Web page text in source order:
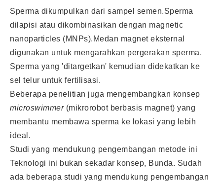
Sperma dikumpulkan dari sampel semen.Sperma
dilapisi atau dikombinasikan dengan magnetic
nanoparticles (MNPs).Medan magnet eksternal
digunakan untuk mengarahkan pergerakan sperma.
Sperma yang 'ditargetkan' kemudian didekatkan ke
sel telur untuk fertilisasi.
Beberapa penelitian juga mengembangkan konsep
microswimmer(mikrorobot berbasis magnet) yang
membantu membawa sperma ke lokasi yang lebih
ideal.
Studi yang mendukung pengembangan metode ini
Teknologi ini bukan sekadar konsep, Bunda. Sudah
ada beberapa studi yang mendukung pengembangan